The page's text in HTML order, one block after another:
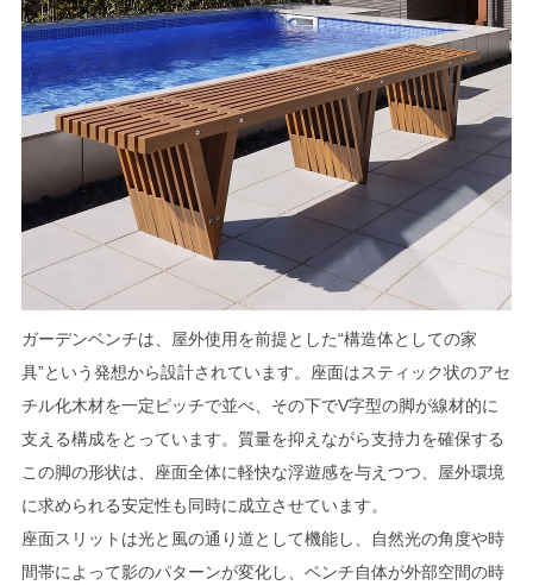
ガーデンベンチは、屋外使用を前提とした“構造体としての家
具”という発想から設計されています。座面はスティック状のアセ
チル化木材を一定ピッチで並べ、その下でV字型の脚が線材的に
支える構成をとっています。質量を抑えながら支持力を確保する
この脚の形状は、座面全体に軽快な浮遊感を与えつつ、屋外環境
に求められる安定性も同時に成立させています。
座面スリットは光と風の通り道として機能し、自然光の角度や時
間帯によって影のパターンが変化し、ベンチ自体が外部空間の時